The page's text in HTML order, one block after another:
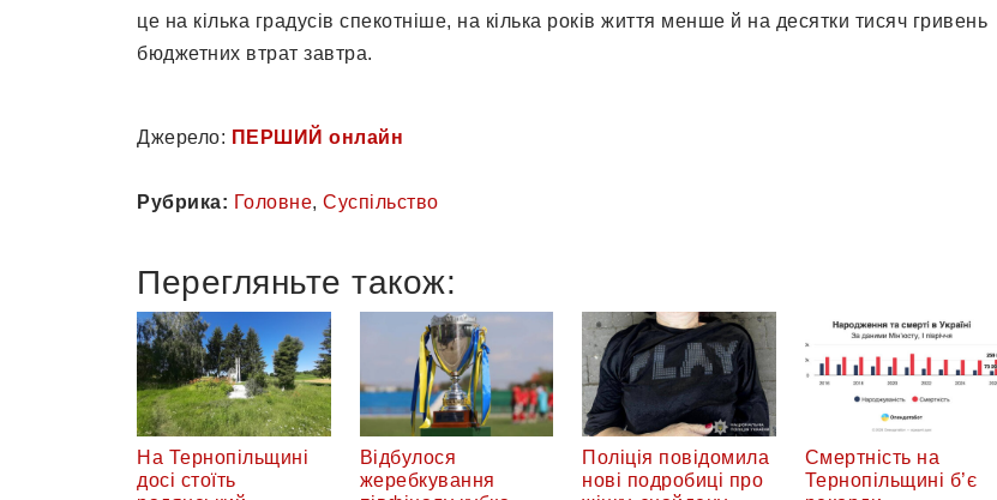
це на кілька градусів спекотніше, на кілька років життя менше й на десятки тисяч гривень
бюджетних втрат завтра.
Джерело: ПЕРШИЙ онлайн
Рубрика: Головне, Суспільство
Перегляньте також:
На Тернопільщині
досі стоїть
Відбулося
жеребкування
Поліція повідомила
нові подробиці про
Смертність на
Тернопільщині б’є